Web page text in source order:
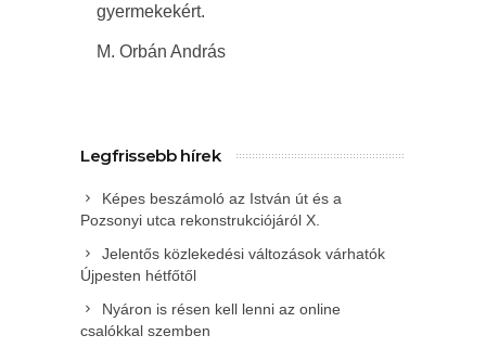
gyermekekért.
M. Orbán András
Legfrissebb hírek
Képes beszámoló az István út és a
Pozsonyi utca rekonstrukciójáról X.
Jelentős közlekedési változások várhatók
Újpesten hétfőtől
Nyáron is résen kell lenni az online
csalókkal szemben